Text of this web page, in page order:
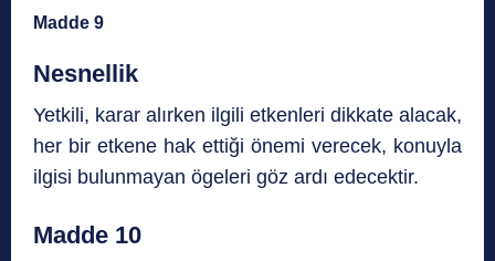
Madde 9
Nesnellik
Yetkili, karar alırken ilgili etkenleri dikkate alacak,
her bir etkene hak ettiği önemi verecek, konuyla
ilgisi bulunmayan ögeleri göz ardı edecektir.
Madde 10